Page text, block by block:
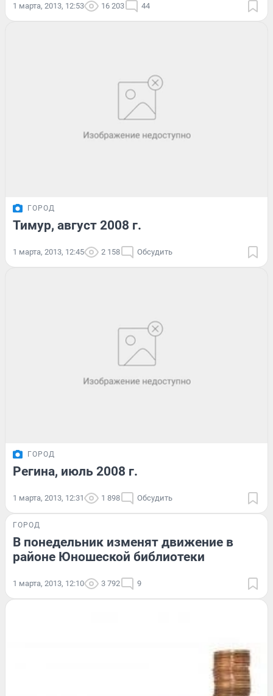
1 марта, 2013, 12:53 16 203 44
ГОРОД
Тимур, август 2008 г.
1 марта, 2013, 12:45 2 158 Обсудить
ГОРОД
Регина, июль 2008 г.
1 марта, 2013, 12:31 1 898 Обсудить
ГОРОД
В понедельник изменят движение в
районе Юношеской библиотеки
1 марта, 2013, 12:10 3 792 9